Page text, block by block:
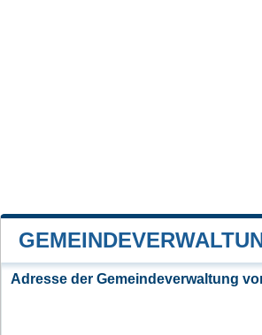
Adresse der Gemeindeverwaltung